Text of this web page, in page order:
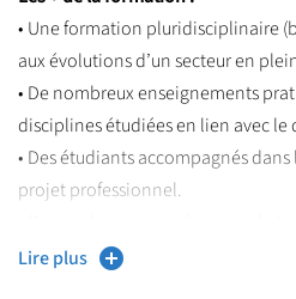
• Une formation pluridisciplinaire
aux évolutions d’un secteur en
• De nombreux enseignements
disciplines étudiées en lien avec
• Des étudiants accompagnés
projet professionnel.
année), échanges et interactions
Lire plus